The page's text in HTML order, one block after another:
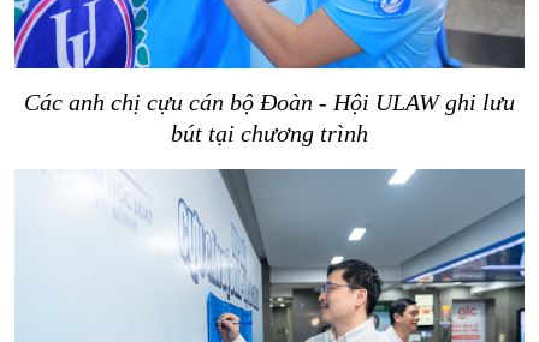
Các anh chị cựu cán bộ Đoàn - Hội ULAW ghi lưu
bút tại chương trình